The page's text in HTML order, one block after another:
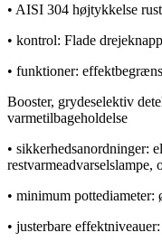
• AISI 304 højtykkelse
• kontrol: Flade
• funktioner:
Booster, grydeselektiv
varmetilbageholdelse
• sikkerhedsanordninger:
restvarmeadvarselslampe,
• minimum pottediameter:
• justerbare